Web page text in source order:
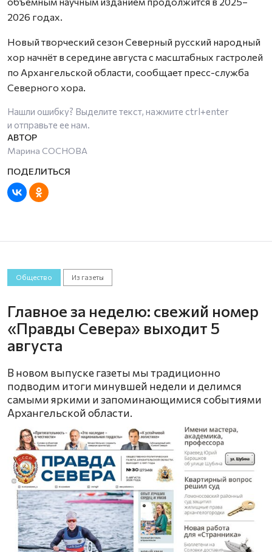
2026 годах.
Новый творческий сезон Северный русский народный
хор начнёт в середине августа с масштабных гастролей
по Архангельской области, сообщает пресс-служба
Северного хора.
Нашли ошибку? Выделите текст, нажмите ctrl+enter
и отправьте ее нам.
Марина СОСНОВА
Общество Из газеты
Главное за неделю: свежий номер
«Правды Севера» выходит 5
августа
В новом выпуске газеты мы традиционно
подводим итоги минувшей недели и делимся
самыми яркими и запоминающимися событиями
Архангельской области.